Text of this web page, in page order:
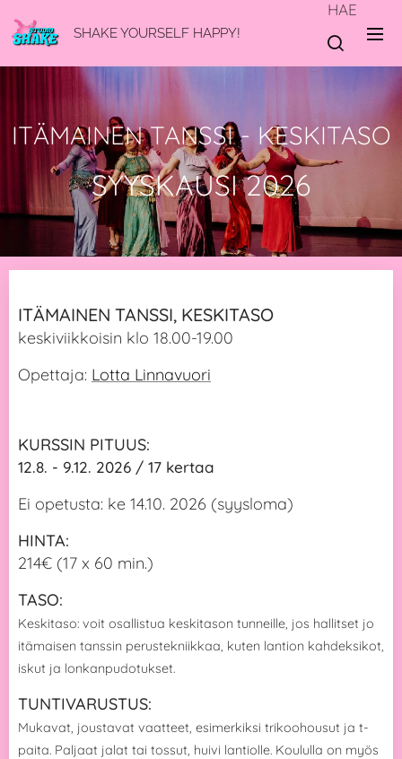
SHAKE YOURSELF HAPPY!
HAE
ITÄMAINEN TANSSI - KESKITASO
SYYSKAUSI 2026
ITÄMAINEN TANSSI, KESKITASO
keskiviikkoisin klo 18.00-19.00
Opettaja: Lotta Linnavuori
KURSSIN PITUUS:
12.8. - 9.12. 2026 / 17 kertaa
Ei opetusta: ke 14.10. 2026 (syysloma)
HINTA:
214€ (17 x 60 min.)
TASO:
Keskitaso: voit osallistua keskitason tunneille, jos hallitset jo
itämaisen tanssin perustekniikkaa, kuten lantion kahdeksikot,
iskut ja lonkanpudotukset.
TUNTIVARUSTUS:
Mukavat, joustavat vaatteet, esimerkiksi trikoohousut ja t-
paita. Paljaat jalat tai tossut, huivi lantiolle. Koululla on myös